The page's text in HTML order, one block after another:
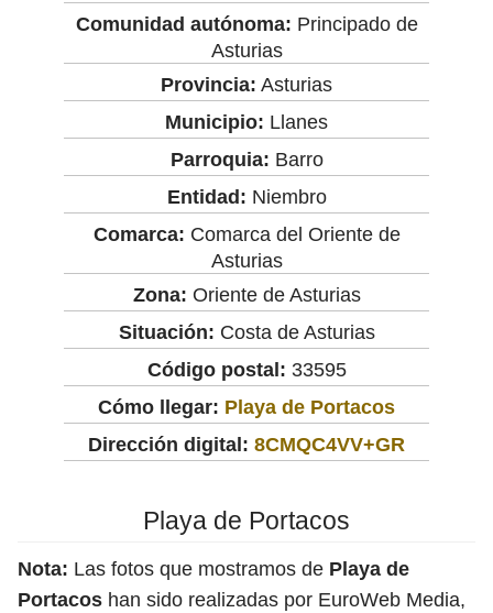
Comunidad autónoma: Principado de
Asturias
Provincia: Asturias
Municipio: Llanes
Parroquia: Barro
Entidad: Niembro
Comarca: Comarca del Oriente de
Asturias
Zona: Oriente de Asturias
Situación: Costa de Asturias
Código postal: 33595
Cómo llegar: Playa de Portacos
Dirección digital: 8CMQC4VV+GR
Playa de Portacos
Nota: Las fotos que mostramos de Playa de
Portacos han sido realizadas por EuroWeb Media,